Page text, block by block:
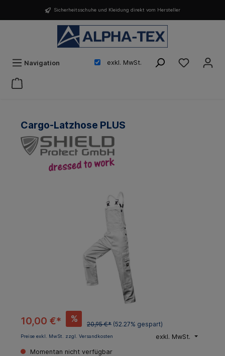
Sicherheitsschuhe und Kleidung direkt vom Hersteller
Navigation exkl. MwSt.
Cargo-Latzhose PLUS
10,00 €* %
20,95 €* (52.27% gespart)
exkl. MwSt.
Preise exkl. MwSt. zzgl. Versandkosten
Momentan nicht verfügbar